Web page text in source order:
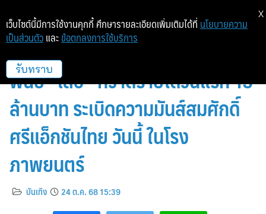
เปิดตัวอันดับหนึ่ง ทุบทั้งจักรวาลขุน
พันธ์ “เสือ” กวาดรายได้วันแรก 15
ล้านบาท ระเบิดความมันส์สมศักดิ์
ศรีแอ็กชันไทย วันนี้ ในโรง
ภาพยนตร์
บันเทิง 24 ต.ค. 68 15:39
เว็บไซต์นี้มีการใช้งานคุกกี้ ศึกษารายละเอียดเพิ่มเติมได้ที่ นโยบายความ
เป็นส่วนตัว และ ข้อตกลงการใช้บริการ
รับทราบ
X